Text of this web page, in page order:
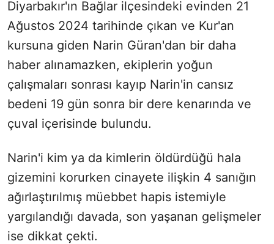
Diyarbakır'ın Bağlar ilçesindeki evinden 21
Ağustos 2024 tarihinde çıkan ve Kur'an
kursuna giden Narin Güran'dan bir daha
haber alınamazken, ekiplerin yoğun
çalışmaları sonrası kayıp Narin'in cansız
bedeni 19 gün sonra bir dere kenarında ve
çuval içerisinde bulundu.
Narin'i kim ya da kimlerin öldürdüğü hala
gizemini korurken cinayete ilişkin 4 sanığın
ağırlaştırılmış müebbet hapis istemiyle
yargılandığı davada, son yaşanan gelişmeler
ise dikkat çekti.